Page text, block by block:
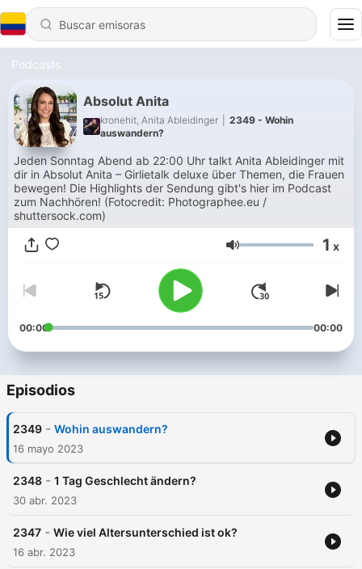
Podcasts
Absolut Anita
kronehit, Anita Ableidinger
2349 - Wohin
auswandern?
Jeden Sonntag Abend ab 22:00 Uhr talkt Anita Ableidinger mit
dir in Absolut Anita – Girlietalk deluxe über Themen, die Frauen
bewegen! Die Highlights der Sendung gibt's hier im Podcast
zum Nachhören! (Fotocredit: Photographee.eu /
shuttersock.com)
Volumen 1 x
00:00 00:00
Episodios
2349 - Wohin auswandern?
16 mayo 2023
2348 - 1 Tag Geschlecht ändern?
30 abr. 2023
2347 - Wie viel Altersunterschied ist ok?
16 abr. 2023